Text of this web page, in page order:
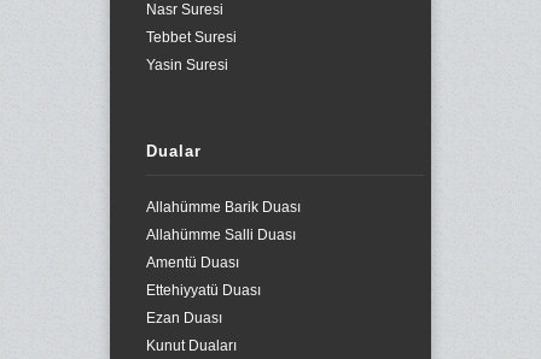
Nasr Suresi
Tebbet Suresi
Yasin Suresi
Dualar
Allahümme Barik Duası
Allahümme Salli Duası
Amentü Duası
Ettehiyyatü Duası
Ezan Duası
Kunut Duaları